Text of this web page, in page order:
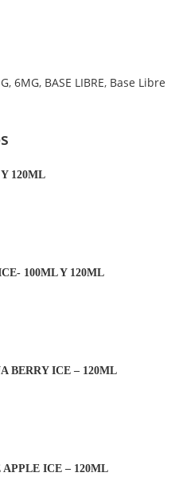
, 6MG, BASE LIBRE, Base Libre
120ML
100ML Y 120ML
BERRY ICE – 120ML
APPLE ICE – 120ML